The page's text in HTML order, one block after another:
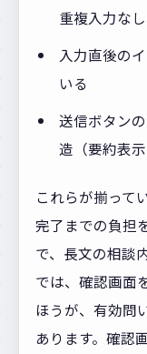
重複入力な
入力直後の
いる
送信ボタン
造（要約表示
これらが揃って
完了までの負担
で、長文の相談
では、確認画面
ほうが、有効問
あります。確認